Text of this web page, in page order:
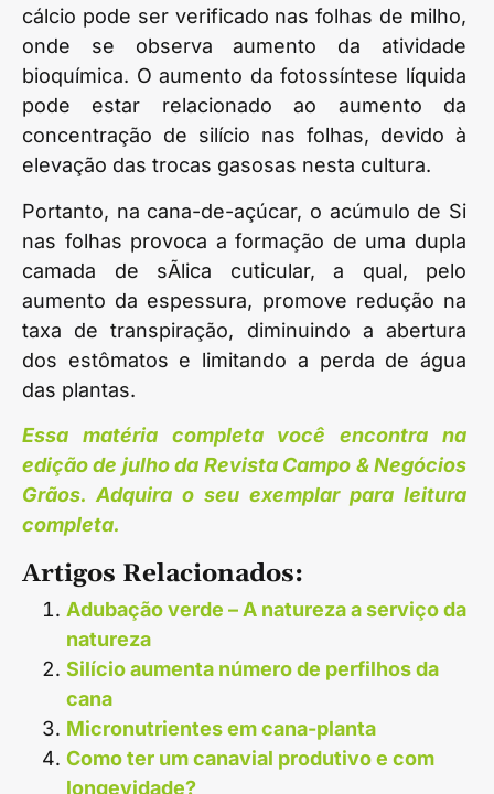
cálcio pode ser verificado nas folhas de milho,
onde se observa aumento da atividade
bioquímica. O aumento da fotossíntese líquida
pode estar relacionado ao aumento da
concentração de silício nas folhas, devido à
elevação das trocas gasosas nesta cultura.
Portanto, na cana-de-açúcar, o acúmulo de Si
nas folhas provoca a formação de uma dupla
camada de sÃ­lica cuticular, a qual, pelo
aumento da espessura, promove redução na
taxa de transpiração, diminuindo a abertura
dos estômatos e limitando a perda de água
das plantas.
Essa matéria completa você encontra na
edição de julho da Revista Campo & Negócios
Grãos. Adquira o seu exemplar para leitura
completa.
Artigos Relacionados:
Adubação verde – A natureza a serviço da
natureza
Silício aumenta número de perfilhos da
cana
Micronutrientes em cana-planta
Como ter um canavial produtivo e com
longevidade?